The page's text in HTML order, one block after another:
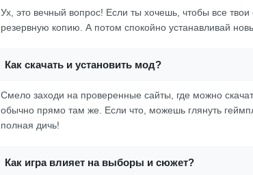
Ух, это вечный вопрос! Если ты хочешь, чтобы все
резервную копию. А потом спокойно устанавливай
Как скачать и установить мод?
Смело заходи на проверенные сайты, где можно
обычно прямо там же. Если что, можешь глянуть
полная дичь!
Как игра влияет на выборы и сюжет?